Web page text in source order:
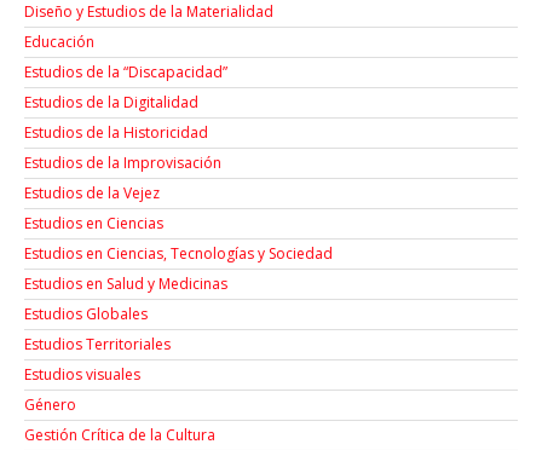
Diseño y Estudios de la Materialidad
Educación
Estudios de la “Discapacidad”
Estudios de la Digitalidad
Estudios de la Historicidad
Estudios de la Improvisación
Estudios de la Vejez
Estudios en Ciencias
Estudios en Ciencias, Tecnologías y Sociedad
Estudios en Salud y Medicinas
Estudios Globales
Estudios Territoriales
Estudios visuales
Género
Gestión Crítica de la Cultura